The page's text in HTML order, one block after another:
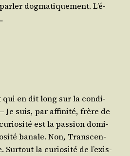
par­ler dogmatiquement. L’é­
qui en dit long sur la condi­
Je suis, par affi­ni­té, frère de
est la pas­sion domi­
banale. Non, Trans­cen­
Sur­tout la curio­si­té de l’exis­